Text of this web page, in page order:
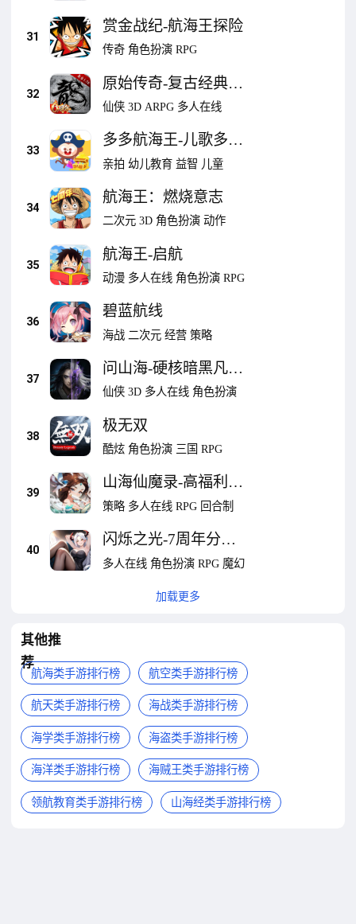
31
赏金战纪-航海王探险
传奇 角色扮演 RPG
32
原始传奇-复古经典传
奇6周年
仙侠 3D ARPG 多人在线
33
多多航海王-儿歌多多
航海冒险
亲拍 幼儿教育 益智 儿童
34
航海王：燃烧意志
二次元 3D 角色扮演 动作
35
航海王-启航
动漫 多人在线 角色扮演 RPG
36
碧蓝航线
海战 二次元 经营 策略
37
问山海-硬核暗黑凡人
仙界篇
仙侠 3D 多人在线 角色扮演
38
极无双
酷炫 角色扮演 三国 RPG
39
山海仙魔录-高福利Q
版回合制手游
策略 多人在线 RPG 回合制
40
闪烁之光-7周年分百
万
多人在线 角色扮演 RPG 魔幻
加载更多
其他推
荐
航海类手游排行榜 航空类手游排行榜
航天类手游排行榜 海战类手游排行榜
海学类手游排行榜 海盗类手游排行榜
海洋类手游排行榜 海贼王类手游排行榜
领航教育类手游排行榜 山海经类手游排行榜